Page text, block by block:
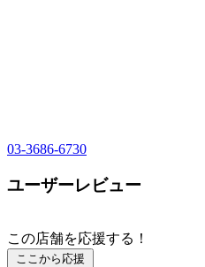
03-3686-6730
ユーザーレビュー
この店舗を応援する！
ここから応援